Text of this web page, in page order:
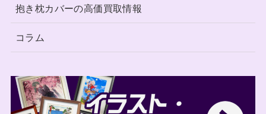
抱き枕カバーの高価買取情報
コラム